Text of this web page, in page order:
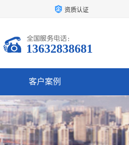
资质认证
13632838681
客户案例